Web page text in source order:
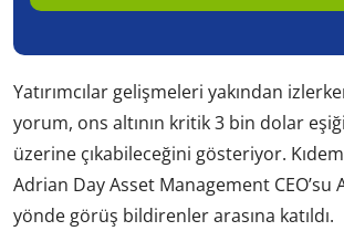
Yatırımcılar gelişmeleri yakından
yorum, ons altının kritik 3 bin dolar
üzerine çıkabileceğini gösteriyor.
Adrian Day Asset Management CEO’su
yönde görüş bildirenler arasına katıldı.